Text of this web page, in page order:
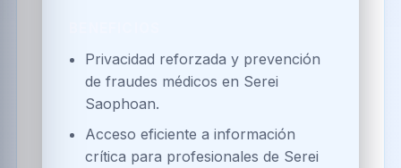
Privacidad reforzada y prevención
de fraudes médicos en Serei
Saophoan.
Acceso eficiente a información
crítica para profesionales de Serei